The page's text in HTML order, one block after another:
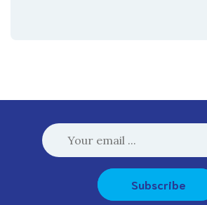
Subscribe